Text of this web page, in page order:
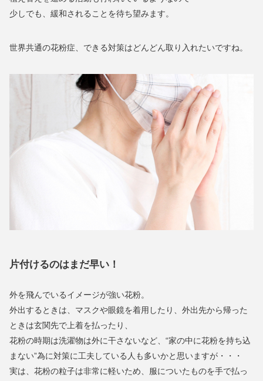
少しでも、緩和されることを待ち望みます。
世界共通の花粉症、できる対策はどんどん取り入れたいですね。
片付けるのはまだ早い！
外を飛んでいるイメージが強い花粉。
外出するときは、マスクや眼鏡を着用したり、外出先から帰った
ときは玄関先で上着を払ったり、
花粉の時期は洗濯物は外に干さないなど、“家の中に花粉を持ち込
まない”為に対策に工夫している人も多いかと思いますが・・・
実は、花粉の粒子は非常に軽いため、服についたものを手で払っ